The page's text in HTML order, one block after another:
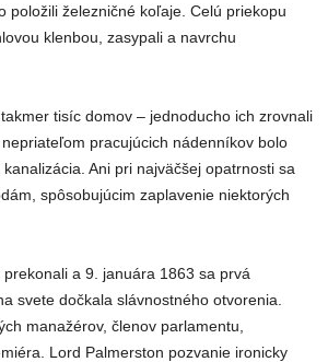
položili železničné koľaje. Celú priekopu
klenbou, zasypali a navrchu
tisíc domov – jednoducho ich zrovnali
pracujúcich nádenníkov bolo
Ani pri najväčšej opatrnosti sa
spôsobujúcim zaplavenie niektorých
a 9. januára 1863 sa prvá
svete dočkala slávnostného otvorenia.
manažérov, členov parlamentu,
Lord Palmerston pozvanie ironicky